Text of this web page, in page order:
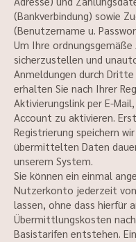
(Bankverbindung) sowie
(Benutzername u.
Um Ihre ordnungsgemäße
sicherzustellen und
Anmeldungen durch Dritte
erhalten Sie nach Ihrer
Aktivierungslink per E-
Account zu aktivieren.
Registrierung speichern
übermittelten Daten
unserem System.
Sie können ein einmal
Nutzerkonto jederzeit
lassen, ohne dass hierfür
Übermittlungskosten
Basistarifen entstehen.